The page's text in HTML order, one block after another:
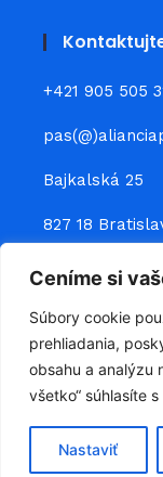
Ceníme si
Súbory cookie
prehliadania,
obsahu a analýzu
všetko“ súhlasíte
Nastaviť
+421 905 505
Bajkalská 25
827 18
Prepojte
Všetky práva